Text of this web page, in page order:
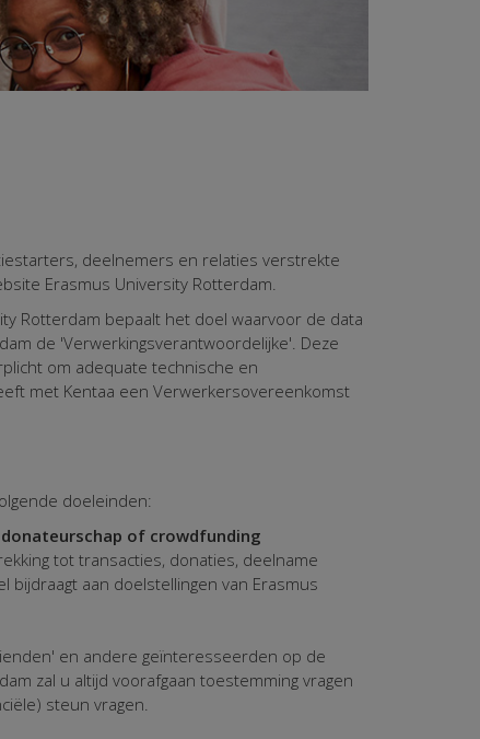
deelnemers en relaties verstrekte
Erasmus University Rotterdam.
Rotterdam bepaalt het doel waarvoor de data
de 'Verwerkingsverantwoordelijke'. Deze
om adequate technische en
met Kentaa een Verwerkersovereenkomst
doeleinden:
of crowdfunding
tot transacties, donaties, deelname
aan doelstellingen van Erasmus
en andere geïnteresseerden op de
zal u altijd voorafgaan toestemming vragen
steun vragen.